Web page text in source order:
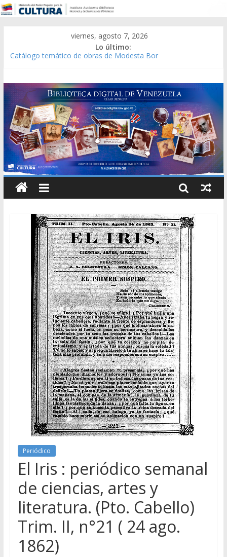
viernes, agosto 7, 2026
Lo último:
Catálogo temático de obras de Modesta Bor
Una Parálisis [material gráfico]
Modesta Bor Sánchez [material gráfico]
Gaceta Oficial de la República de Venezuela año CXXXIII Mes V,
Caracas 09 de marzo de 2006 N° 38.394
Periódico
El Iris : periódico semanal
de ciencias, artes y
literatura. (Pto. Cabello)
Trim. II, n°21 ( 24 ago.
1862)